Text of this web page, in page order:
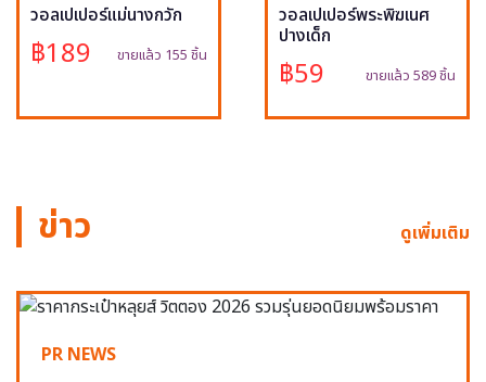
วอลเปเปอร์แม่นางกวัก
฿189 ขายแล้ว 155 ชิ้น
วอลเปเปอร์พระพิฆเนศ
ปางเด็ก
฿59 ขายแล้ว 589 ชิ้น
ข่าว ดูเพิ่มเติม
PR NEWS